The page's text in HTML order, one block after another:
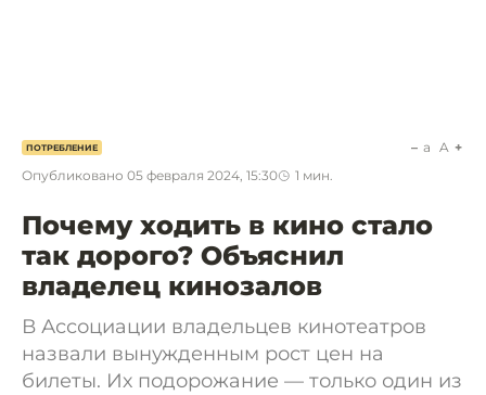
ПОТРЕБЛЕНИЕ
Опубликовано 05 февраля 2024, 15:30 1 мин.
a A
Почему ходить в кино стало
так дорого? Объяснил
владелец кинозалов
В Ассоциации владельцев кинотеатров
назвали вынужденным рост цен на
билеты. Их подорожание — только один из